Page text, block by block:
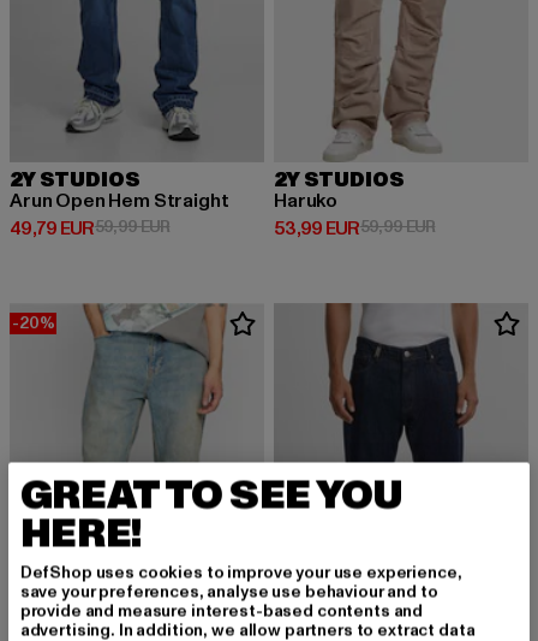
2Y STUDIOS
Arun Open Hem Straight
49,79 EUR
Derzeitiger Preis: 49,79 EUR
59,99 EURAktionspreis: 59,99 EUR
2Y STUDIOS
Haruko
53,99 EUR
Derzeitiger Preis: 53,99 EUR
59,99 EURAktionspreis:
-20%
GREAT TO SEE YOU
HERE!
DefShop uses cookies to improve your use experience,
save your preferences, analyse use behaviour and to
provide and measure interest-based contents and
advertising. In addition, we allow partners to extract data